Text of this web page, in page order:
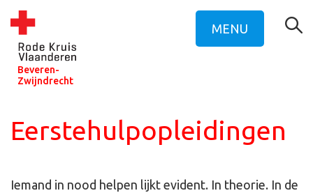
Beveren-
Zwijndrecht
MENU
Eerstehulpopleidingen
Iemand in nood helpen lijkt evident. In theorie. In de